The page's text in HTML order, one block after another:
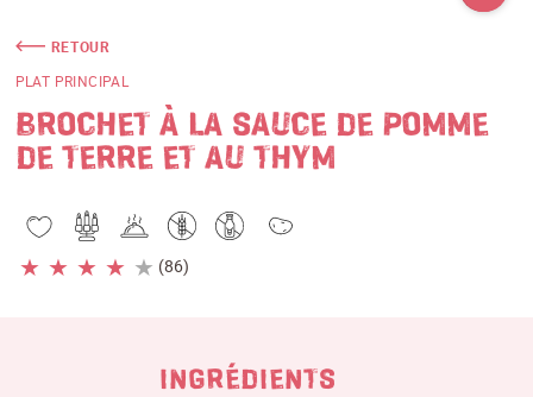
RETOUR
PLAT PRINCIPAL
BROCHET À LA SAUCE DE POMME
DE TERRE ET AU THYM
★ ★ ★ ★ ★ (86)
INGRÉDIENTS